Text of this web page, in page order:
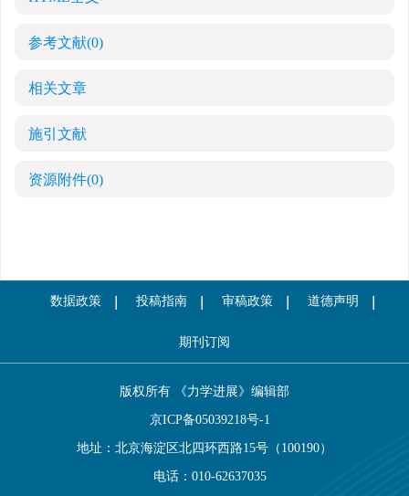
参考文献(0)
相关文章
施引文献
资源附件(0)
数据政策 投稿指南 审稿政策 道德声明
期刊订阅
版权所有 《力学进展》编辑部
京ICP备05039218号-1
地址：北京海淀区北四环西路15号（100190）
电话：010-62637035